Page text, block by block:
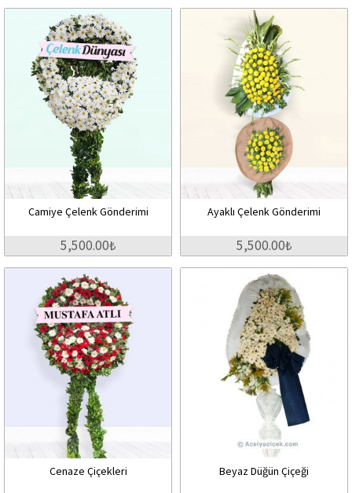
Camiye Çelenk Gönderimi
5,500.00₺
Ayaklı Çelenk Gönderimi
5,500.00₺
Cenaze Çiçekleri Beyaz Düğün Çiçeği